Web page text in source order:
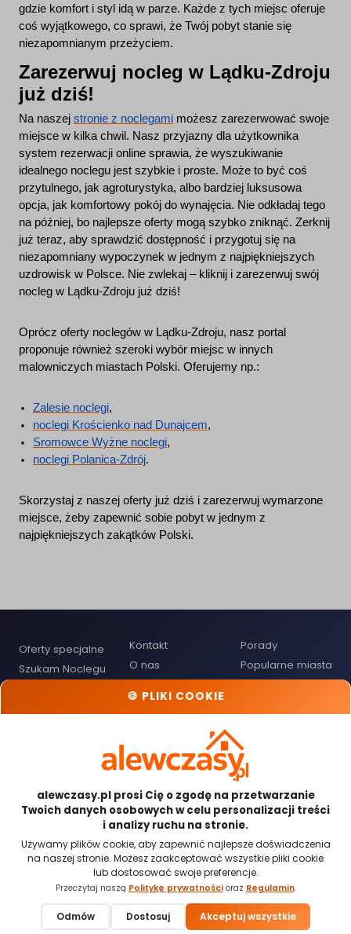
gdzie komfort i styl idą w parze. Każde z tych miejsc oferuje
coś wyjątkowego, co sprawi, że Twój pobyt stanie się
niezapomnianym przeżyciem.
Zarezerwuj nocleg w Lądku-Zdroju
już dziś!
Na naszej stronie z noclegami możesz zarezerwować swoje
miejsce w kilka chwil. Nasz przyjazny dla użytkownika
system rezerwacji online sprawia, że wyszukiwanie
idealnego noclegu jest szybkie i proste. Może to być coś
przytulnego, jak agroturystyka, albo bardziej luksusowa
opcja, jak komfortowy pokój do wynajęcia. Nie odkładaj tego
na później, bo najlepsze oferty mogą szybko zniknąć. Zerknij
już teraz, aby sprawdzić dostępność i przygotuj się na
niezapomniany wypoczynek w jednym z najpiękniejszych
uzdrowisk w Polsce. Nie zwlekaj – kliknij i zarezerwuj swój
nocleg w Lądku-Zdroju już dziś!
Oprócz oferty noclegów w Lądku-Zdroju, nasz portal
proponuje również szeroki wybór miejsc w innych
malowniczych miastach Polski. Oferujemy np.:
Zalesie noclegi,
noclegi Krościenko nad Dunajcem,
Sromowce Wyżne noclegi,
noclegi Polanica-Zdrój.
Skorzystaj z naszej oferty już dziś i zarezerwuj wymarzone
miejsce, żeby zapewnić sobie pobyt w jednym z
najpiękniejszych zakątków Polski.
Oferty specjalne
Szukam Noclegu
Kontakt
O nas
Prywatności
Porady
Popularne miasta
Płatności obsługiwane przez:
🍪 Ustawienia cookies
🍪 PLIKI COOKIE
alewczasy.pl prosi Cię o zgodę na przetwarzanie
Twoich danych osobowych w celu personalizacji treści
i analizy ruchu na stronie.
Używamy plików cookie, aby zapewnić najlepsze doświadczenia
na naszej stronie. Możesz zaakceptować wszystkie pliki cookie
lub dostosować swoje preferencje.
Przeczytaj naszą Politykę prywatnościoraz Regulamin.
Odmów Dostosuj Akceptuj wszystkie